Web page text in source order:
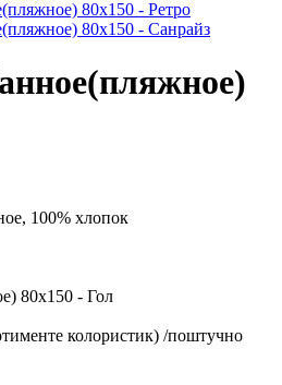
100% хлопок
80х150 - Гол
колористик) /поштучно